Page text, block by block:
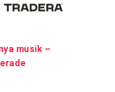
musik –